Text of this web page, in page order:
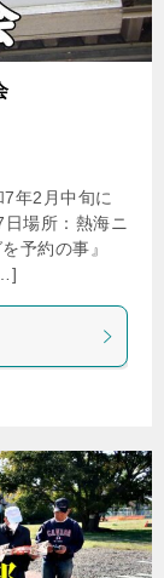
年2月中旬に
場所：熱海ニ
予約の事』